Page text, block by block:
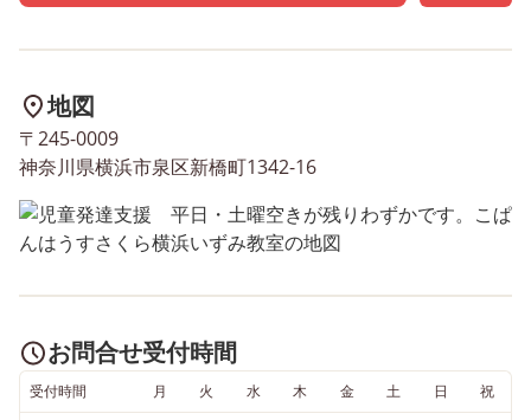
地図
〒245-0009
神奈川県横浜市泉区新橋町1342-16
お問合せ受付時間
受付時間 月 火 水 木 金 土 日 祝